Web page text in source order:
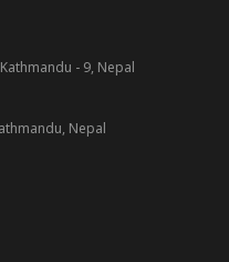
- 9, Nepal
Nepal